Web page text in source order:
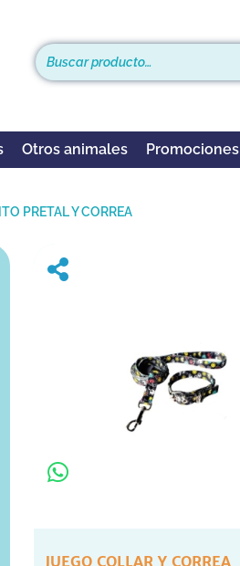
Otros animales Promociones
PRETAL Y CORREA
JUEGO COLLAR Y CORREA